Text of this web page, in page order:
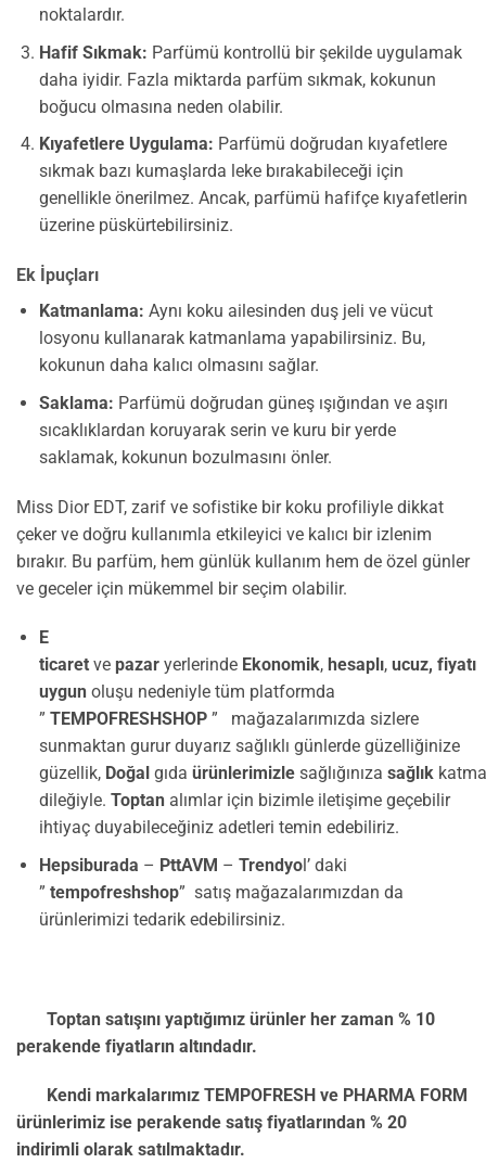
noktalardır.
Hafif Sıkmak: Parfümü kontrollü bir şekilde uygulamak
daha iyidir. Fazla miktarda parfüm sıkmak, kokunun
boğucu olmasına neden olabilir.
Kıyafetlere Uygulama: Parfümü doğrudan kıyafetlere
sıkmak bazı kumaşlarda leke bırakabileceği için
genellikle önerilmez. Ancak, parfümü hafifçe kıyafetlerin
üzerine püskürtebilirsiniz.
Ek İpuçları
Katmanlama: Aynı koku ailesinden duş jeli ve vücut
losyonu kullanarak katmanlama yapabilirsiniz. Bu,
kokunun daha kalıcı olmasını sağlar.
Saklama: Parfümü doğrudan güneş ışığından ve aşırı
sıcaklıklardan koruyarak serin ve kuru bir yerde
saklamak, kokunun bozulmasını önler.
Miss Dior EDT, zarif ve sofistike bir koku profiliyle dikkat
çeker ve doğru kullanımla etkileyici ve kalıcı bir izlenim
bırakır. Bu parfüm, hem günlük kullanım hem de özel günler
ve geceler için mükemmel bir seçim olabilir.
E
ticaretve pazaryerlerinde Ekonomik, hesaplı, ucuz, fiyatı
uygun oluşu nedeniyle tüm platformda
” TEMPOFRESHSHOP” mağazalarımızda sizlere
sunmaktan gurur duyarız sağlıklı günlerde güzelliğinize
güzellik, Doğal gıda ürünlerimizlesağlığınıza sağlık
dileğiyle. Toptan alımlar için bizimle iletişime geçebilir
ihtiyaç duyabileceğiniz adetleri temin edebiliriz.
Hepsiburada – PttAVM – Trendyol’ daki
” tempofreshshop” satış mağazalarımızdan da
ürünlerimizi tedarik edebilirsiniz.
Toptan satışını yaptığımız ürünler her zaman % 10
perakende fiyatların altındadır.
Kendi markalarımız TEMPOFRESH ve PHARMA FORM
ürünlerimiz ise perakende satış fiyatlarından % 20
indirimli olarak satılmaktadır.